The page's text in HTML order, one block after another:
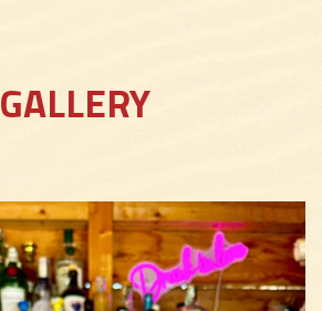
GALLERY